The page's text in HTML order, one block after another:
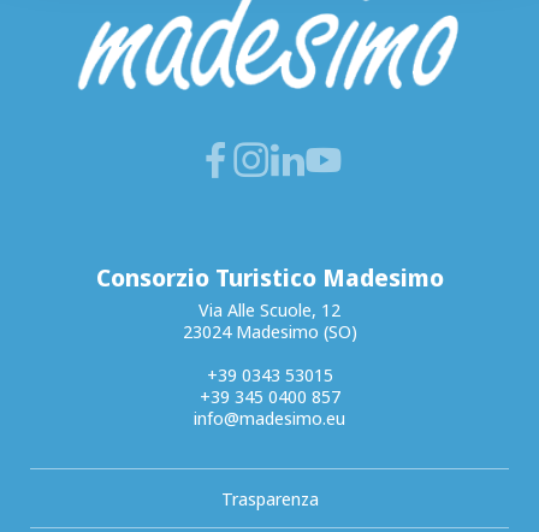
Consorzio Turistico Madesimo
Via Alle Scuole, 12
23024 Madesimo (SO)
+39 0343 53015
+39 345 0400 857
info@madesimo.eu
Trasparenza